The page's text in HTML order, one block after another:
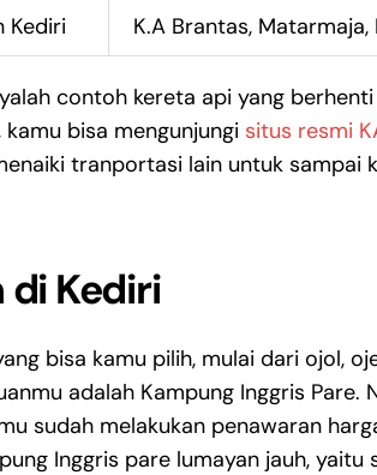
Kediri K.A Brantas,
contoh kereta api yang
bisa mengunjungi situs resmi
tranportasi lain untuk sampai
di Kediri
bisa kamu pilih, mulai dari ojol,
adalah Kampung Inggris Pare.
sudah melakukan penawaran
Inggris pare lumayan jauh, yaitu